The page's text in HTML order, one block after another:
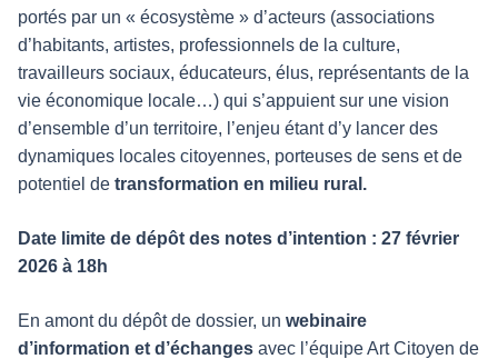
portés par un « écosystème » d’acteurs (associations
d’habitants, artistes, professionnels de la culture,
travailleurs sociaux, éducateurs, élus, représentants de la
vie économique locale…) qui s’appuient sur une vision
d’ensemble d’un territoire, l’enjeu étant d’y lancer des
dynamiques locales citoyennes, porteuses de sens et de
potentiel de transformation en milieu rural.
Date limite de dépôt des notes d’intention : 27 février
2026 à 18h
En amont du dépôt de dossier, un webinaire
d’information et d’échanges avec l’équipe Art Citoyen de